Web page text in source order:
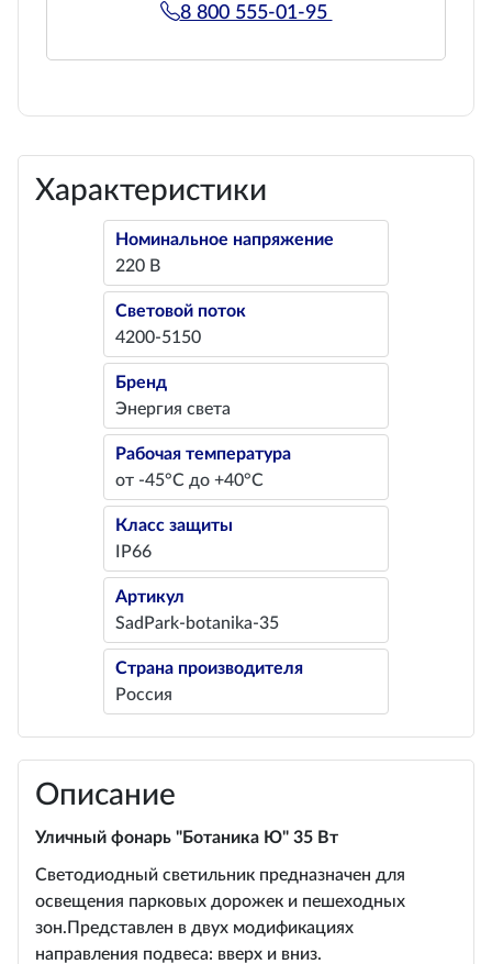
8 800 555-01-95
Характеристики
Номинальное напряжение
220 В
Световой поток
4200-5150
Бренд
Энергия света
Рабочая температура
от -45°С до +40°С
Класс защиты
IP66
Артикул
SadPark-botanika-35
Страна производителя
Россия
Описание
Уличный фонарь "Ботаника Ю" 35 Вт
Светодиодный светильник предназначен для
освещения парковых дорожек и пешеходных
зон.Представлен в двух модификациях
направления подвеса: вверх и вниз.